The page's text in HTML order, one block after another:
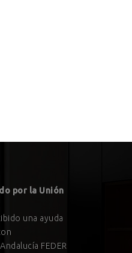
por la Unión
una ayuda
FEDER